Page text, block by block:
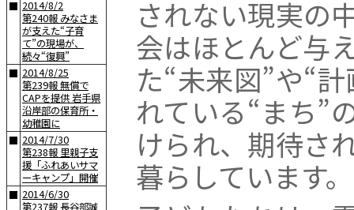
■ 2014/8/2
第240報 みなさま
が支えた“子育
て”の現場が、
続々“復興”
■ 2014/8/25
第239報 無償で
CAPを提供 岩手県
沿岸部の保育所・
幼稚園に
■ 2014/7/30
第238報 里親子支
援「ふれあいサマ
ーキャンプ」開催
■ 2014/6/30
第237報 長谷部誠
されない現実の
会はほとんど与
た“未来図”や“
れている“まち”
けられ、期待さ
暮らしています。